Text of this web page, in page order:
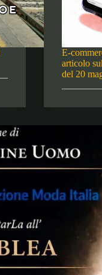
E-
articolo
del 20